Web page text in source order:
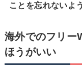
ことを忘れないよ
海外でのフリー
ほうがいい